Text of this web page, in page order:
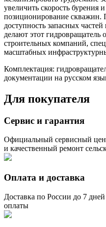
увеличить скорость бурения
позиционирование скважин.
доступность запасных
делают этот
строительных компаний,
масштабных
Комплектация:
документации на русском
Для покупателя
Сервис и гарантия
Официальный сервисный
и качественный ремонт
Оплата и доставка
Доставка по России до 7
оплаты